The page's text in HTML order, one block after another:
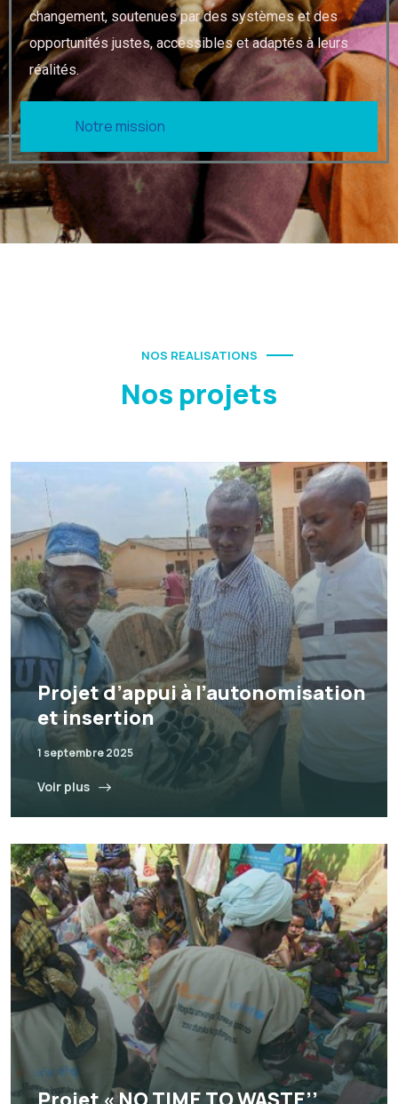
Notre mission
changement, soutenues par des systèmes et des
opportunités justes, accessibles et adaptés à leurs
réalités.
NOS REALISATIONS
Nos projets
Projet d’appui à l’autonomisation
et insertion
1 septembre 2025
Voir plus